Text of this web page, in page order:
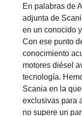
En palabras de
adjunta de
en un conocido
Con ese punto
conocimiento
motores diésel
tecnología.
Scania en la
exclusivas para
no supere un